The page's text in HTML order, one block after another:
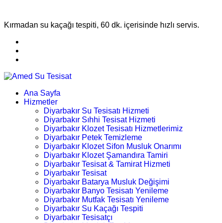
Kırmadan su kaçağı tespiti, 60 dk. içerisinde hızlı servis.
Ana Sayfa
Hizmetler
Diyarbakır Su Tesisatı Hizmeti
Diyarbakır Sıhhi Tesisat Hizmeti
Diyarbakır Klozet Tesisatı Hizmetlerimiz
Diyarbakır Petek Temizleme
Diyarbakır Klozet Sifon Musluk Onarımı
Diyarbakır Klozet Şamandıra Tamiri
Diyarbakır Tesisat & Tamirat Hizmeti
Diyarbakır Tesisat
Diyarbakır Batarya Musluk Değişimi
Diyarbakır Banyo Tesisatı Yenileme
Diyarbakır Mutfak Tesisatı Yenileme
Diyarbakır Su Kaçağı Tespiti
Diyarbakır Tesisatçı